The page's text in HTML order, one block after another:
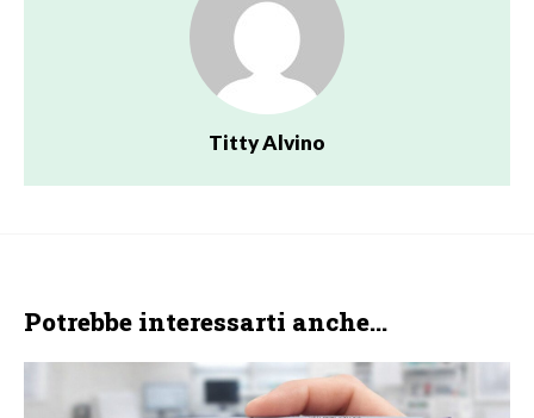
Titty Alvino
Potrebbe interessarti anche...